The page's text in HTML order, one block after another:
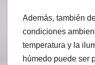
Además, también
condiciones
temperatura y la
húmedo puede ser